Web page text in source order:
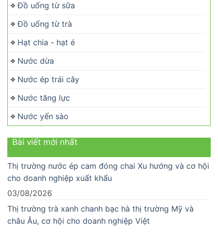
Đồ uống từ sữa
Đồ uống từ trà
Hạt chia - hạt é
Nước dừa
Nước ép trái cây
Nước tăng lực
Nước yến sào
Bài viết mới nhất
Thị trường nước ép cam đóng chai Xu hướng và cơ hội
cho doanh nghiệp xuất khẩu
03/08/2026
Thị trường trà xanh chanh bạc hà thị trường Mỹ và
châu Âu, cơ hội cho doanh nghiệp Việt